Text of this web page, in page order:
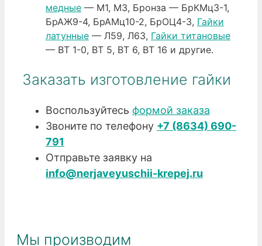
медные — М1, М3, Бронза — БрКМц3-1,
БрАЖ9-4, БрАМц10-2, БрОЦ4-3, Гайки
латунные — Л59, Л63, Гайки титановые
— ВТ 1-0, ВТ 5, ВТ 6, ВТ 16 и другие.
Заказать изготовление гайки
Воспользуйтесь формой заказа
Звоните по телефону +7 (8634) 690-
791
Отправьте заявку на
info@nerjaveyuschii-krepej.ru
Мы производим